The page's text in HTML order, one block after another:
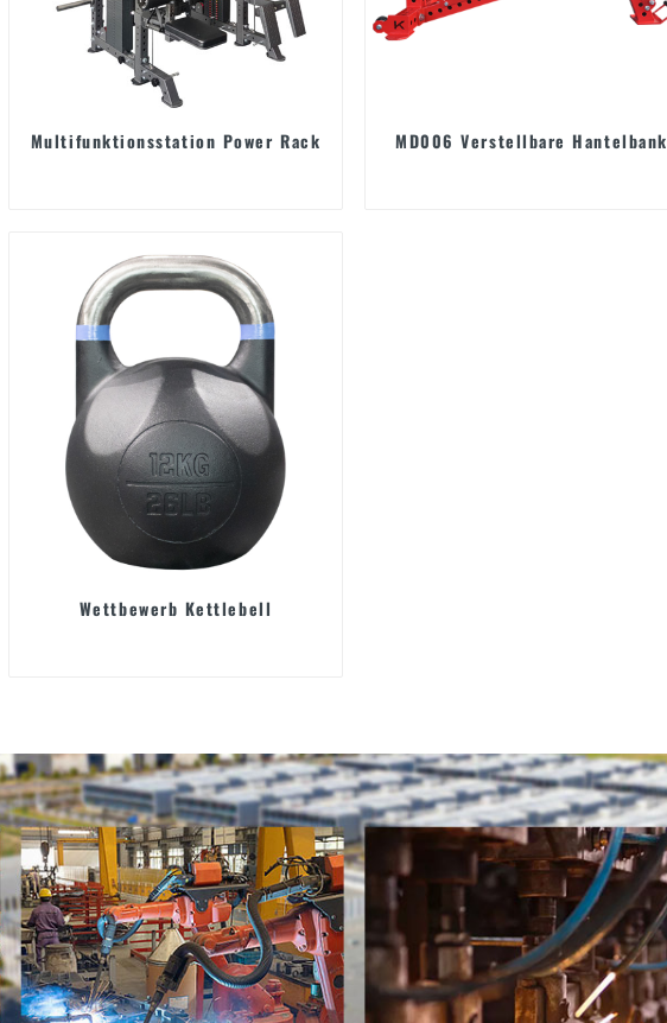
Multifunktionsstation Power Rack MD006 Verstellbare Hantelbank
Wettbewerb Kettlebell